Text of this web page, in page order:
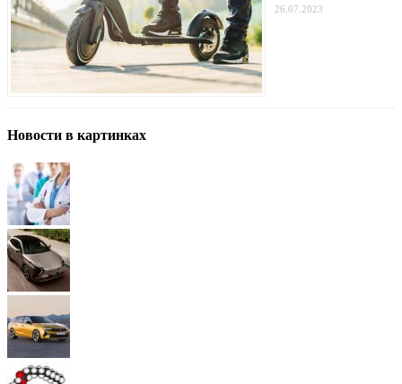
26.07.2023
Новости в картинках